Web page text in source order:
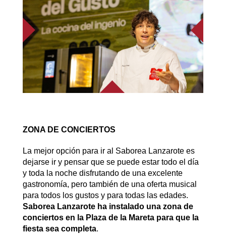
ZONA DE CONCIERTOS
La mejor opción para ir al Saborea Lanzarote es
dejarse ir y pensar que se puede estar todo el día
y toda la noche disfrutando de una excelente
gastronomía, pero también de una oferta musical
para todos los gustos y para todas las edades.
Saborea Lanzarote ha instalado una zona de
conciertos en la Plaza de la Mareta para que la
fiesta sea completa.